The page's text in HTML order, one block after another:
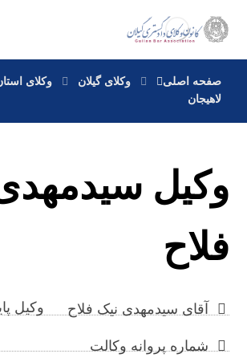
صفحه اصلی وکلای گیلان وکلای
لاهیجان
وکیل
فلاح
آقای سیدمهدی نیک فلاح وکیل
شماره پروانه وکالت